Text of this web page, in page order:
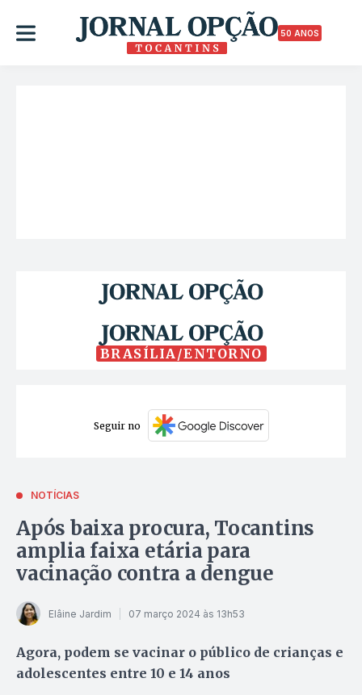
50 ANOS
BRASÍLIA/ENTORNO
Seguir no
NOTÍCIAS
Após baixa procura, Tocantins
amplia faixa etária para
vacinação contra a dengue
Elâine Jardim 07 março 2024 às 13h53
Agora, podem se vacinar o público de crianças e
adolescentes entre 10 e 14 anos